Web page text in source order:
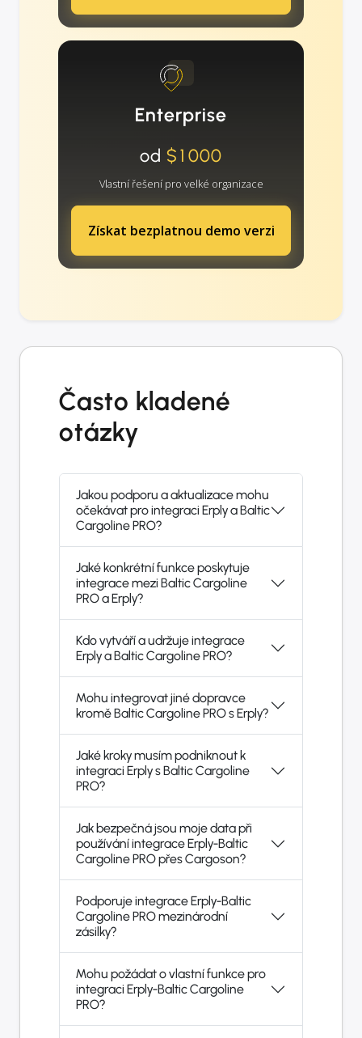
Enterprise
od $1000
Vlastní řešení pro velké organizace
Získat bezplatnou demo verzi
Často kladené
otázky
Jakou podporu a aktualizace mohu
očekávat pro integraci Erply a Baltic
Cargoline PRO?
Jaké konkrétní funkce poskytuje
integrace mezi Baltic Cargoline
PRO a Erply?
Kdo vytváří a udržuje integrace
Erply a Baltic Cargoline PRO?
Mohu integrovat jiné dopravce
kromě Baltic Cargoline PRO s Erply?
Jaké kroky musím podniknout k
integraci Erply s Baltic Cargoline
PRO?
Jak bezpečná jsou moje data při
používání integrace Erply-Baltic
Cargoline PRO přes Cargoson?
Podporuje integrace Erply-Baltic
Cargoline PRO mezinárodní
zásilky?
Mohu požádat o vlastní funkce pro
integraci Erply-Baltic Cargoline
PRO?